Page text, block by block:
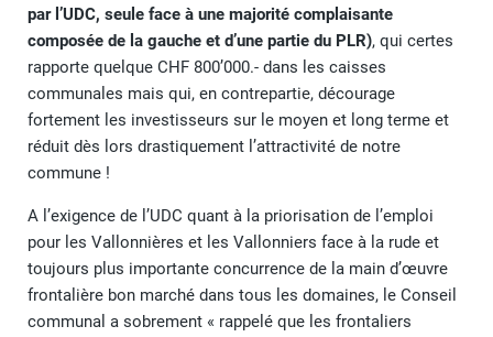
par l’UDC, seule face à une majorité complaisante
composée de la gauche et d’une partie du PLR), qui certes
rapporte quelque CHF 800’000.- dans les caisses
communales mais qui, en contrepartie, décourage
fortement les investisseurs sur le moyen et long terme et
réduit dès lors drastiquement l’attractivité de notre
commune !
A l’exigence de l’UDC quant à la priorisation de l’emploi
pour les Vallonnières et les Vallonniers face à la rude et
toujours plus importante concurrence de la main d’œuvre
frontalière bon marché dans tous les domaines, le Conseil
communal a sobrement « rappelé que les frontaliers